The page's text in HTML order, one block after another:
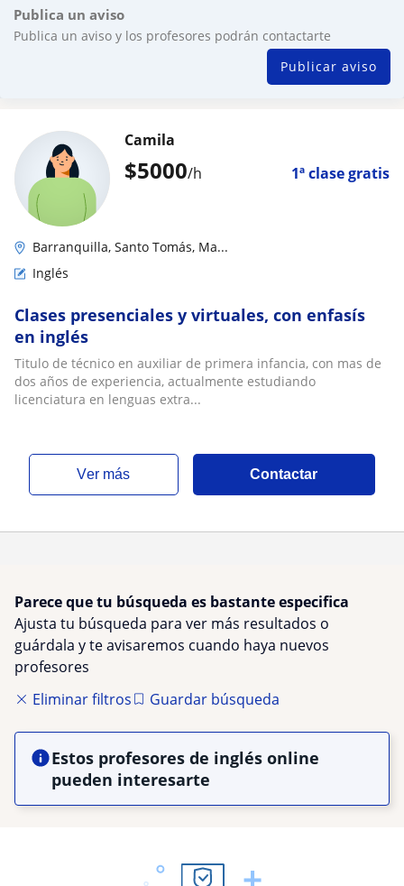
Publica un aviso
Publica un aviso y los profesores podrán contactarte
Publicar aviso
$5000/h 1ª clase gratis
Camila
Barranquilla, Santo Tomás, Ma...
Inglés
Clases presenciales y virtuales, con enfasís
en inglés
Titulo de técnico en auxiliar de primera infancia, con mas de
dos años de experiencia, actualmente estudiando
licenciatura en lenguas extra...
ver más Contactar
Parece que tu búsqueda es bastante especifica
Ajusta tu búsqueda para ver más resultados o
guárdala y te avisaremos cuando haya nuevos
profesores
Eliminar filtros
Guardar búsqueda
Estos profesores de inglés online
pueden interesarte